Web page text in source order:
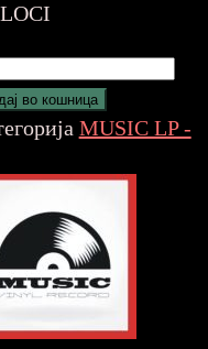
во кошница
MUSIC LP -